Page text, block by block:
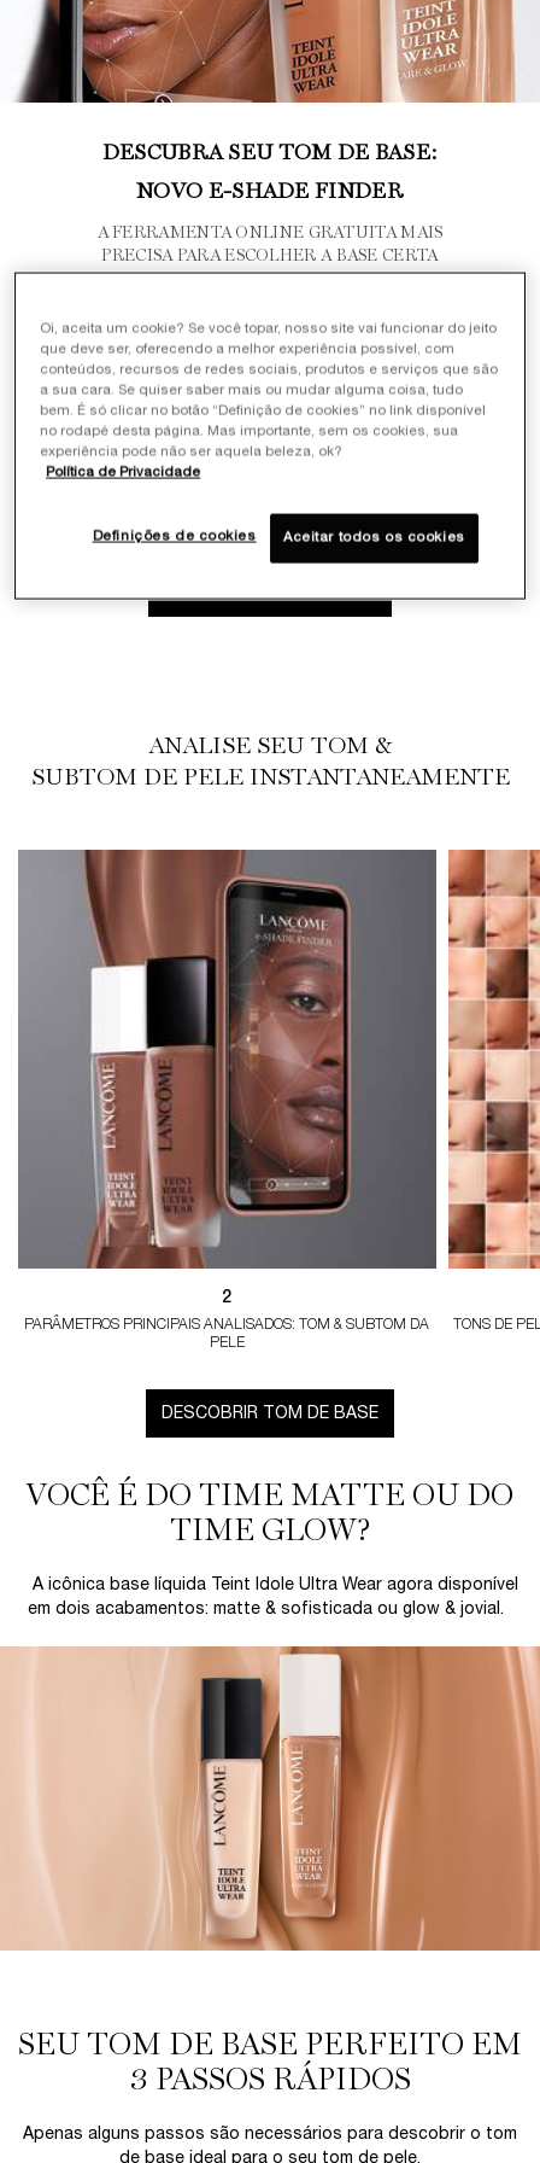
DESCUBRA SEU TOM DE BASE:
NOVO E-SHADE FINDER
A FERRAMENTA ONLINE GRATUITA MAIS
PRECISA PARA ESCOLHER A BASE CERTA
ajudamos você!
A tecnologia do nosso localizador de tons
E-Shade Finder ajudará você a descobrir o
seu novo tom ou uma opção equivalente ao
seu tom anterior.
Basta escanear o seu rosto com a nossa
Inteligência Artificial, e encontrar o tom de
base ideal para sua pele.
ANALISE SEU TOM &
SUBTOM DE PELE INSTANTANEAMENTE​
2
PARÂMETROS PRINCIPAIS ANALISADOS: TOM & SUBTOM DA
PELE
TONS DE
DESCOBRIR TOM DE BASE
VOCÊ É DO TIME MATTE OU DO
TIME GLOW?
A icônica base líquida Teint Idole Ultra Wear agora disponível
em dois acabamentos: matte & sofisticada ou glow & jovial.
SEU TOM DE BASE PERFEITO EM
3 PASSOS RÁPIDOS​
Apenas alguns passos são necessários para descobrir o tom
de base ideal para o seu tom de pele.
Oi, aceita um cookie? Se você topar, nosso site vai funcionar do jeito
que deve ser, oferecendo a melhor experiência possível, com
conteúdos, recursos de redes sociais, produtos e serviços que são
a sua cara. Se quiser saber mais ou mudar alguma coisa, tudo
bem. É só clicar no botão “Definição de cookies” no link disponível
no rodapé desta página. Mas importante, sem os cookies, sua
experiência pode não ser aquela beleza, ok?
Política de Privacidade
Definições de cookies Aceitar todos os cookies